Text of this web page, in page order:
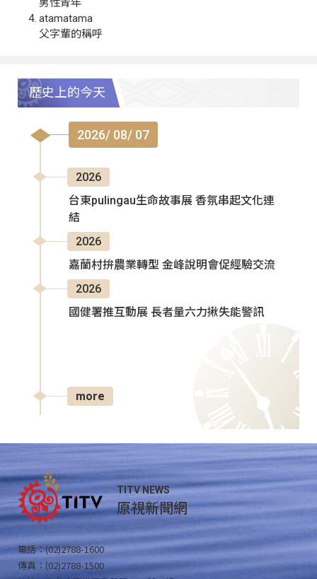
男性青年
atamatama
父字輩的稱呼
歷史上的今天
2026/ 08/ 07
2026
台東pulingau生命故事展 香氛串起文化連
結
2026
嘉蘭村拚農業轉型 金峰說明會促經驗交流
2026
國健署推互動展 長者量六力揪失能警訊
more
TITV NEWS
原視新聞網
電話：(02)2788-1600
傳真：(02)2788-1500